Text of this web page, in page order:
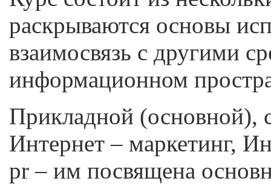
раскрываются основы
взаимосвязь с другими
информационном
Прикладной (основной),
Интернет – маркетинг,
pr – им посвящена